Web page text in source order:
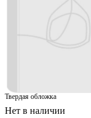
Твердая обложка
Нет в наличии